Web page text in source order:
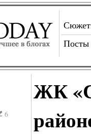
Посты
6
ЖК